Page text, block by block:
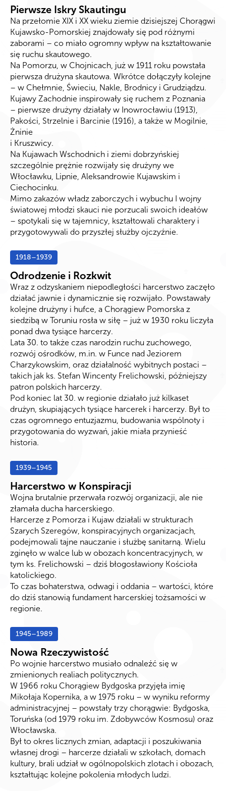
Pierwsze Iskry Skautingu
Na przełomie XIX i XX wieku ziemie dzisiejszej Chorągwi
Kujawsko-Pomorskiej znajdowały się pod różnymi
zaborami – co miało ogromny wpływ na kształtowanie
się ruchu skautowego.
Na Pomorzu, w Chojnicach, już w 1911 roku powstała
pierwsza drużyna skautowa. Wkrótce dołączyły kolejne
– w Chełmnie, Świeciu, Nakle, Brodnicy i Grudziądzu.
Kujawy Zachodnie inspirowały się ruchem z Poznania
– pierwsze drużyny działały w Inowrocławiu (1913),
Pakości, Strzelnie i Barcinie (1916), a także w Mogilnie,
Żninie
i Kruszwicy.
Na Kujawach Wschodnich i ziemi dobrzyńskiej
szczególnie prężnie rozwijały się drużyny we
Włocławku, Lipnie, Aleksandrowie Kujawskim i
Ciechocinku.
Mimo zakazów władz zaborczych i wybuchu I wojny
światowej młodzi skauci nie porzucali swoich ideałów
– spotykali się w tajemnicy, kształtowali charaktery i
przygotowywali do przyszłej służby ojczyźnie.
1918–1939
Odrodzenie i Rozkwit
Wraz z odzyskaniem niepodległości harcerstwo zaczęło
działać jawnie i dynamicznie się rozwijało. Powstawały
kolejne drużyny i hufce, a Chorągiew Pomorska z
siedzibą w Toruniu rosła w siłę – już w 1930 roku liczyła
ponad dwa tysiące harcerzy.
Lata 30. to także czas narodzin ruchu zuchowego,
rozwój ośrodków, m.in. w Funce nad Jeziorem
Charzykowskim, oraz działalność wybitnych postaci –
takich jak ks. Stefan Wincenty Frelichowski, późniejszy
patron polskich harcerzy.
Pod koniec lat 30. w regionie działało już kilkaset
drużyn, skupiających tysiące harcerek i harcerzy. Był to
czas ogromnego entuzjazmu, budowania wspólnoty i
przygotowania do wyzwań, jakie miała przynieść
historia.
1939–1945
Harcerstwo w Konspiracji
Wojna brutalnie przerwała rozwój organizacji, ale nie
złamała ducha harcerskiego.
Harcerze z Pomorza i Kujaw działali w strukturach
Szarych Szeregów, konspiracyjnych organizacjach,
podejmowali tajne nauczanie i służbę sanitarną. Wielu
zginęło w walce lub w obozach koncentracyjnych, w
tym ks. Frelichowski – dziś błogosławiony Kościoła
katolickiego.
To czas bohaterstwa, odwagi i oddania – wartości, które
do dziś stanowią fundament harcerskiej tożsamości w
regionie.
1945–1989
Nowa Rzeczywistość
Po wojnie harcerstwo musiało odnaleźć się w
zmienionych realiach politycznych.
W 1966 roku Chorągiew Bydgoska przyjęła imię
Mikołaja Kopernika, a w 1975 roku – w wyniku reformy
administracyjnej – powstały trzy chorągwie: Bydgoska,
Toruńska (od 1979 roku im. Zdobywców Kosmosu) oraz
Włocławska.
Był to okres licznych zmian, adaptacji i poszukiwania
własnej drogi – harcerze działali w szkołach, domach
kultury, brali udział w ogólnopolskich zlotach i obozach,
kształtując kolejne pokolenia młodych ludzi.